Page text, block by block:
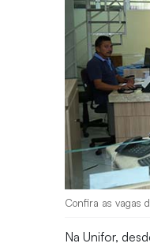
Confira as vagas
Na Unifor,